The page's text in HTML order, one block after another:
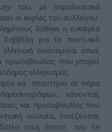
του, με παραδοσιακά
οι κυρίες του συλλόγου.
δόθηκε η ευκαιρία
για το ποντιακό
οικονομοία, όπως
πρωτοβουλίες που μπορεί
ελληνισμός.
να απαντήσει σε πάρα
κάνοντας
και πρωτοβουλίες που
νεολαία, τονίζοντας
τους όποτε του το